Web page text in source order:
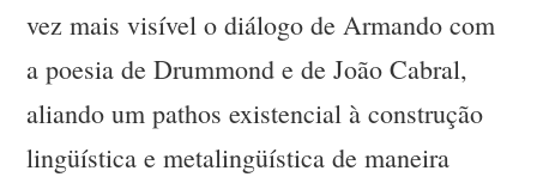
vez mais visível o diálogo de Armando com
a poesia de Drummond e de João Cabral,
aliando um pathos existencial à construção
lingüística e metalingüística de maneira